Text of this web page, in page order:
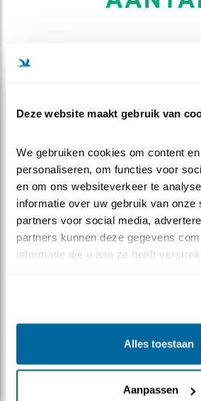
Deze website maakt gebruik van
We gebruiken cookies om content
personaliseren, om functies voor
en om ons websiteverkeer te
informatie over uw gebruik van onze
partners voor social media,
partners kunnen deze gegevens
informatie die u aan ze heeft
Alles toestaan
Aanpassen
S
inds 1983 broeden Chileense
in Nederland. De aantallen
AANTALLEN IN
Aantal broedparen Geen
Geschat maximum
aantal overwinteraars
35-45
2014/